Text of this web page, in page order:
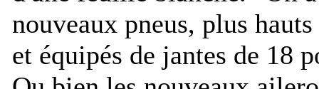
nouveaux pneus, plus
et équipés de jantes de 18